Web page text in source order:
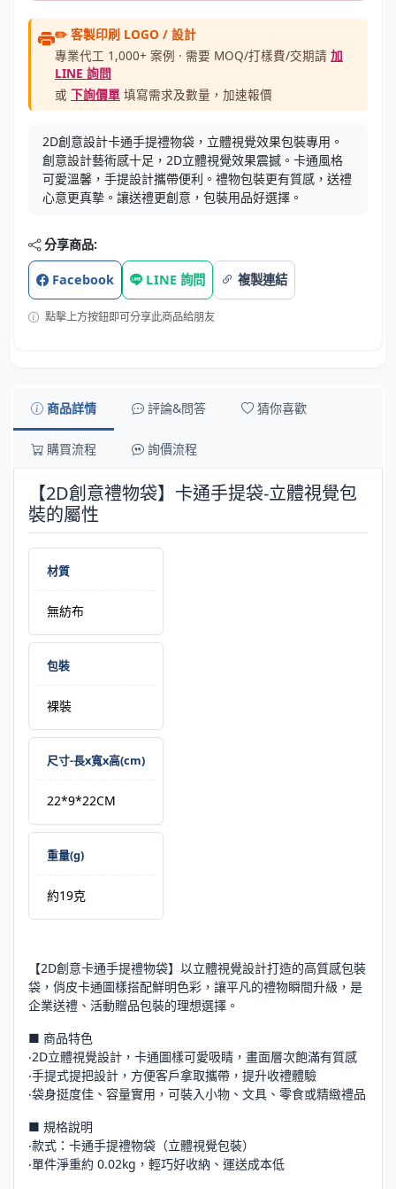
✏️ 客製印刷 LOGO / 設計
專業代工 1,000+ 案例 · 需要 MOQ/打樣費/交期請 加
LINE 詢問
或 下詢價單 填寫需求及數量，加速報價
2D創意設計卡通手提禮物袋，立體視覺效果包裝專用。
創意設計藝術感十足，2D立體視覺效果震撼。卡通風格
可愛溫馨，手提設計攜帶便利。禮物包裝更有質感，送禮
心意更真摯。讓送禮更創意，包裝用品好選擇。
分享商品:
Facebook LINE 詢問 複製連結
點擊上方按鈕即可分享此商品給朋友
商品詳情 評論&問答 猜你喜歡
購買流程 詢價流程
【2D創意禮物袋】卡通手提袋-立體視覺包
裝的屬性
材質
無紡布
包裝
裸裝
尺寸-長x寬x高(cm)
22*9*22CM
重量(g)
約19克
【2D創意卡通手提禮物袋】以立體視覺設計打造的高質感包裝
袋，俏皮卡通圖樣搭配鮮明色彩，讓平凡的禮物瞬間升級，是
企業送禮、活動贈品包裝的理想選擇。
■ 商品特色
‧2D立體視覺設計，卡通圖樣可愛吸睛，畫面層次飽滿有質感
‧手提式提把設計，方便客戶拿取攜帶，提升收禮體驗
‧袋身挺度佳、容量實用，可裝入小物、文具、零食或精緻禮品
■ 規格說明
‧款式：卡通手提禮物袋（立體視覺包裝）
‧單件淨重約 0.02kg，輕巧好收納、運送成本低